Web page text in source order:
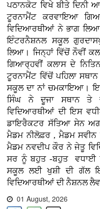
ਪਠਾਨਕੋਟ ਵਿਖੇ ਬੀਤੇ ਦਿਨੀ
ਟੂਰਨਾਮੈਂਟ ਕਰਵਾਇਆ
ਵਿਦਿਆਰਥੀਆਂ ਨੇ ਭਾਗ
ਇੰਟਰਨੈਸ਼ਨਲ ਸਕੂਲ
ਲਿਆ। ਜਿਨ੍ਹਾਂ ਵਿੱਚੋਂ ਨੌਵੀਂ
ਗਿਆਰ੍ਹਵੀਂ ਕਲਾਸ ਦੇ
ਟੂਰਨਾਮੈਂਟ ਵਿੱਚੋਂ ਪਹਿਲਾ
ਸਕੂਲ ਦਾ ਨਾਂ ਚਮਕਾਇਆ।
ਸਿੰਘ ਨੇ ਦੂਜਾ ਸਥਾਨ ਤੇ
ਵਿਦਿਆਰਥੀਆਂ ਦੀ ਇਸ
ਡਾਇਰੈਕਟਰ ਸੱਤਿਆ ਸੇਨ
ਮੈਡਮ ਨੀਲੋਫ਼ਰ , ਮੈਡਮ ਸਵੀਨ
ਮੈਡਮ ਨਵਦੀਪ ਕੌਰ ਨੇ ਜੇਤੂ
ਸਰ ਨੂੰ ਬਹੁਤ -ਬਹੁਤ ਵਧਾਈ
ਸਕੂਲ ਲਈ ਖੁਸ਼ੀ ਦੀ ਗੱਲ
ਵਿਦਿਆਰਥੀਆਂ ਦੀ ਨੈਸ਼ਨਲ
01 August, 2026